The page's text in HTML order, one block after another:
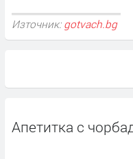
Източник: gotvach.bg
Апетитка с